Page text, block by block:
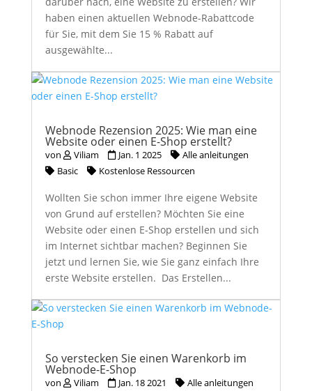
haben einen aktuellen Webnode-Rabattcode
für Sie, mit dem Sie 15 % Rabatt auf
ausgewählte...
Webnode Rezension 2025: Wie man eine
Website oder einen E-Shop erstellt?
von Viliam Jan. 1 2025
Alle anleitungen
Basic
Kostenlose Ressourcen
Wollten Sie schon immer Ihre eigene Website
von Grund auf erstellen? Möchten Sie eine
Website oder einen E-Shop erstellen und sich
im Internet sichtbar machen? Beginnen Sie
jetzt und lernen Sie, wie Sie ganz einfach Ihre
erste Website erstellen. Das Erstellen...
So verstecken Sie einen Warenkorb im
Webnode-E-Shop
von Viliam Jan. 18 2021
Alle anleitungen